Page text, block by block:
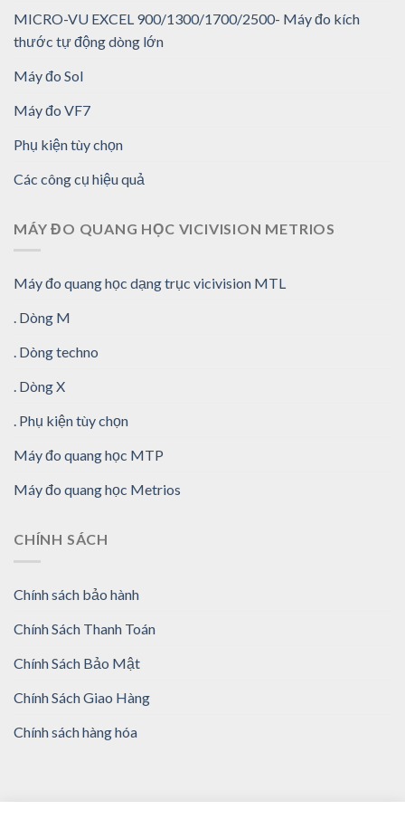
MICRO-VU EXCEL 900/1300/1700/2500- Máy đo kích
thước tự động dòng lớn
Máy đo Sol
Máy đo VF7
Phụ kiện tùy chọn
Các công cụ hiệu quả
MÁY ĐO QUANG HỌC VICIVISION METRIOS
Máy đo quang học dạng trục vicivision MTL
. Dòng M
. Dòng techno
. Dòng X
. Phụ kiện tùy chọn
Máy đo quang học MTP
Máy đo quang học Metrios
CHÍNH SÁCH
Chính sách bảo hành
Chính Sách Thanh Toán
Chính Sách Bảo Mật
Chính Sách Giao Hàng
Chính sách hàng hóa